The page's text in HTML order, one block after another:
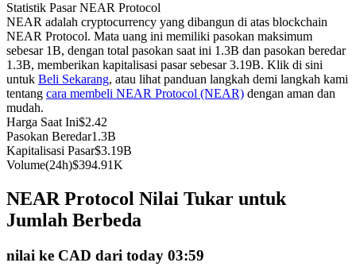
Copy Trading
Bergabunglah dengan pedagang top
Statistik Pasar NEAR Protocol
NEAR adalah cryptocurrency yang dibangun di atas blockchain
NEAR Protocol. Mata uang ini memiliki pasokan maksimum
sebesar 1B, dengan total pasokan saat ini 1.3B dan pasokan beredar
1.3B, memberikan kapitalisasi pasar sebesar 3.19B. Klik di sini
untuk Beli Sekarang, atau lihat panduan langkah demi langkah kami
tentang cara membeli NEAR Protocol (NEAR) dengan aman dan
mudah.
Harga Saat Ini$2.42
Pasokan Beredar1.3B
Kapitalisasi Pasar$3.19B
Volume(24h)$394.91K
NEAR Protocol Nilai Tukar untuk
Jumlah Berbeda
nilai ke CAD dari today 03:59